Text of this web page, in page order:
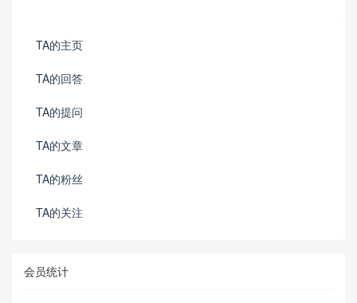
TA的主页
TA的回答
TA的提问
TA的文章
TA的粉丝
TA的关注
会员统计